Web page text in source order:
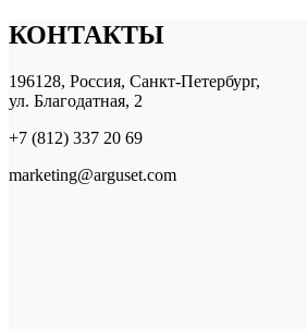
КОНТАКТЫ
196128, Россия, Санкт-Петербург,
ул. Благодатная, 2
+7 (812) 337 20 69
marketing@arguset.com